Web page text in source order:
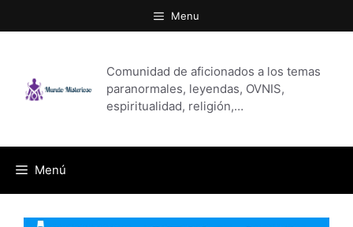
al
Menu
Comunidad de aficionados a los temas
paranormales, leyendas, OVNIS,
espiritualidad, religión,…
Menú